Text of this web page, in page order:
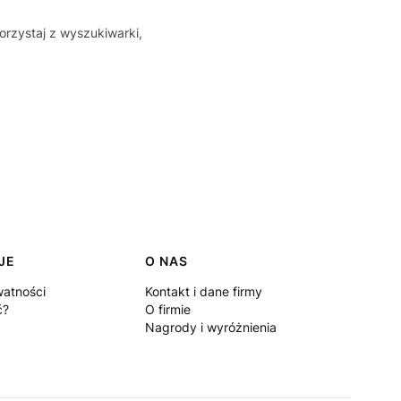
z wyszukiwarki,
O NAS
Kontakt i dane firmy
O firmie
Nagrody i wyróżnienia